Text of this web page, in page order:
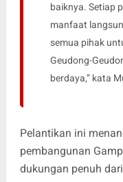
baiknya. Setiap
manfaat
semua pihak
Geudong-
berdaya,” kata
Pelantikan ini
pembangunan
dukungan penuh